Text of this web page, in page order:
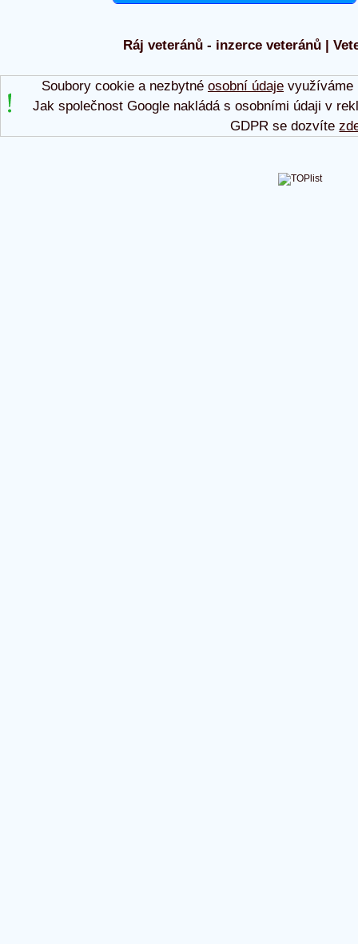
Ráj veteránů - inzerce veteránů |
Soubory cookie a nezbytné osobní údajevyužíváme
Jak společnost Google nakládá s osobními údaji v
GDPR se dozvíte